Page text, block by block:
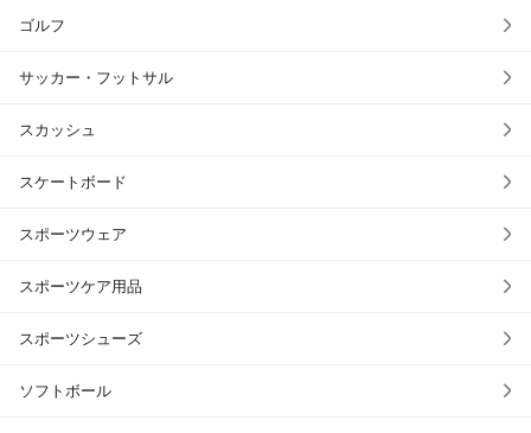
ゴルフ
サッカー・フットサル
スカッシュ
スケートボード
スポーツウェア
スポーツケア用品
スポーツシューズ
ソフトボール